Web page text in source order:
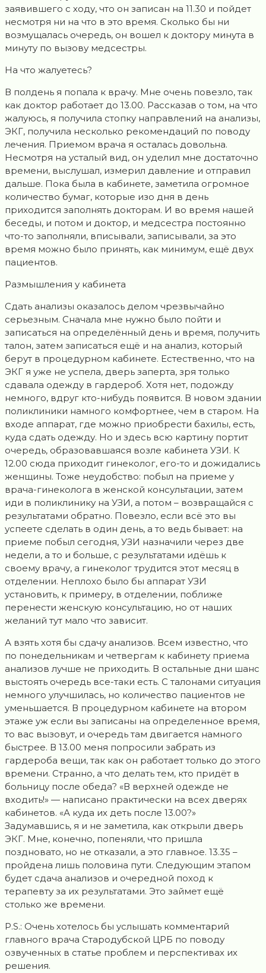
заявившего с ходу, что он записан на 11.30 и пойдет
несмотря ни на что в это время. Сколько бы ни
возмущалась очередь, он вошел к доктору минута в
минуту по вызову медсестры.
На что жалуетесь?
В полдень я попала к врачу. Мне очень повезло, так
как доктор работает до 13.00. Рассказав о том, на что
жалуюсь, я получила стопку направлений на анализы,
ЭКГ, получила несколько рекомендаций по поводу
лечения. Приемом врача я осталась довольна.
Несмотря на усталый вид, он уделил мне достаточно
времени, выслушал, измерил давление и отправил
дальше. Пока была в кабинете, заметила огромное
количество бумаг, которые изо дня в день
приходится заполнять докторам. И во время нашей
беседы, и потом и доктор, и медсестра постоянно
что-то заполняли, вписывали, записывали, за это
время можно было принять, как минимум, ещё двух
пациентов.
Размышления у кабинета
Сдать анализы оказалось делом чрезвычайно
серьезным. Сначала мне нужно было пойти и
записаться на определённый день и время, получить
талон, затем записаться ещё и на анализ, который
берут в процедурном кабинете. Естественно, что на
ЭКГ я уже не успела, дверь заперта, зря только
сдавала одежду в гардероб. Хотя нет, подожду
немного, вдруг кто-нибудь появится. В новом здании
поликлиники намного комфортнее, чем в старом. На
входе аппарат, где можно приобрести бахилы, есть,
куда сдать одежду. Но и здесь всю картину портит
очередь, образовавшаяся возле кабинета УЗИ. К
12.00 сюда приходит гинеколог, его-то и дожидались
женщины. Тоже неудобство: побыл на приеме у
врача-гинеколога в женской консультации, затем
иди в поликлинику на УЗИ, а потом – возвращайся с
результатами обратно. Повезло, если всё это вы
успеете сделать в один день, а то ведь бывает: на
приеме побыл сегодня, УЗИ назначили через две
недели, а то и больше, с результатами идёшь к
своему врачу, а гинеколог трудится этот месяц в
отделении. Неплохо было бы аппарат УЗИ
установить, к примеру, в отделении, поближе
перенести женскую консультацию, но от наших
желаний тут мало что зависит.
А взять хотя бы сдачу анализов. Всем известно, что
по понедельникам и четвергам к кабинету приема
анализов лучше не приходить. В остальные дни шанс
выстоять очередь все-таки есть. С талонами ситуация
немного улучшилась, но количество пациентов не
уменьшается. В процедурном кабинете на втором
этаже уж если вы записаны на определенное время,
то вас вызовут, и очередь там двигается намного
быстрее. В 13.00 меня попросили забрать из
гардероба вещи, так как он работает только до этого
времени. Странно, а что делать тем, кто придёт в
больницу после обеда? «В верхней одежде не
входить!» — написано практически на всех дверях
кабинетов. «А куда их деть после 13.00?»
Задумавшись, я и не заметила, как открыли дверь
ЭКГ. Мне, конечно, попеняли, что пришла
поздновато, но не отказали, а это главное. 13.35 –
пройдена лишь половина пути. Следующим этапом
будет сдача анализов и очередной поход к
терапевту за их результатами. Это займет ещё
столько же времени.
P.S.: Очень хотелось бы услышать комментарий
главного врача Стародубской ЦРБ по поводу
озвученных в статье проблем и перспективах их
решения.